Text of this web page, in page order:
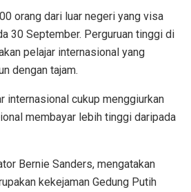
orang dari luar negeri yang visa
30 September. Perguruan tinggi di
pelajar internasional yang
dengan tajam.
internasional cukup menggiurkan
membayar lebih tinggi daripada
Bernie Sanders, mengatakan
kekejaman Gedung Putih